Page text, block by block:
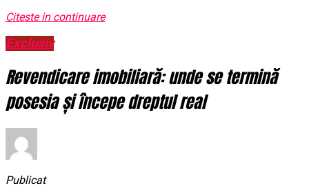
Citeste in continuare
Exclusiv
Revendicare imobiliară: unde se termină
posesia și începe dreptul real
Publicat